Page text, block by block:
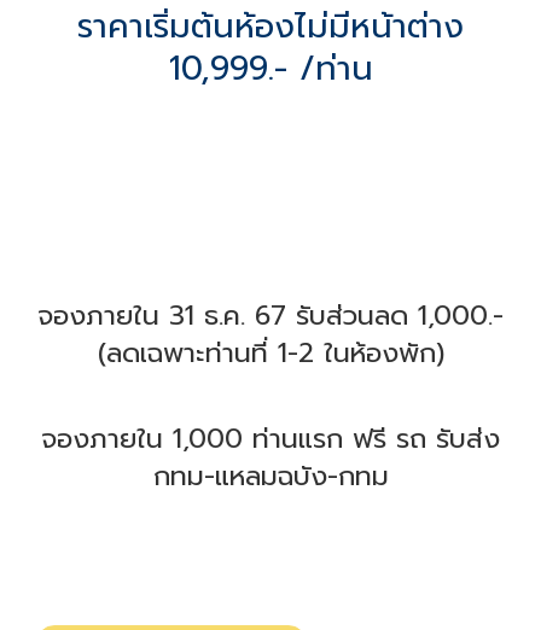
ราคาเริ่มต้นห้องไม่มีหน้าต่าง
10,999.- /ท่าน
จองภายใน 31 ธ.ค. 67 รับส่วนลด 1,000.-
(ลดเฉพาะท่านที่ 1-2 ในห้องพัก)
จองภายใน 1,000 ท่านแรก ฟรี รถ รับส่ง
กทม-แหลมฉบัง-กทม